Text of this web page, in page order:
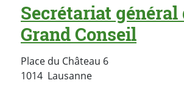
Secrétariat général
Grand Conseil
Place du Château 6
1014 LausanneSuisse